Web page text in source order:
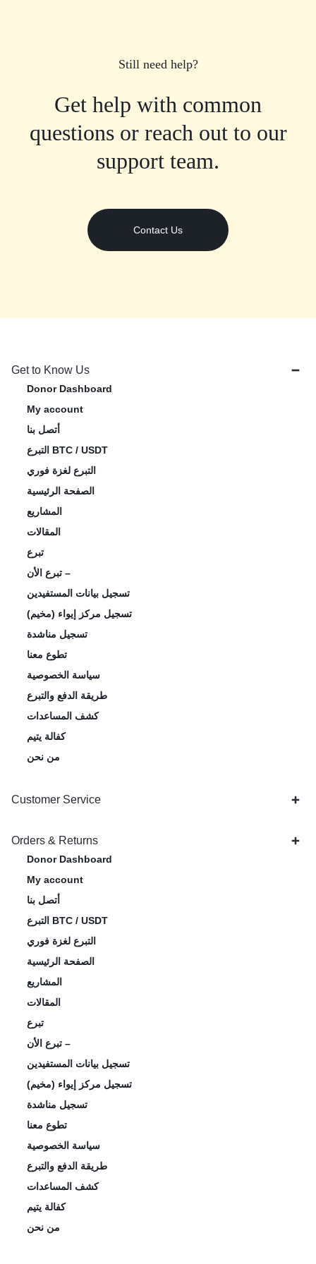
Still need help?
Get help with common
questions or reach out to our
support team.
Contact Us
Get to Know Us
Donor Dashboard
My account
أتصل بنا
التبرع BTC / USDT
التبرع لغزة فوري
الصفحة الرئيسية
المشاريع
المقالات
تبرع
تبرع الأن –
تسجيل بيانات المستفيدين
تسجيل مركز إيواء (مخيم)
تسجيل مناشدة
تطوع معنا
سياسة الخصوصية
طريقة الدفع والتبرع
كشف المساعدات
كفالة يتيم
من نحن
Customer Service
Orders & Returns
Donor Dashboard
My account
أتصل بنا
التبرع BTC / USDT
التبرع لغزة فوري
الصفحة الرئيسية
المشاريع
المقالات
تبرع
تبرع الأن –
تسجيل بيانات المستفيدين
تسجيل مركز إيواء (مخيم)
تسجيل مناشدة
تطوع معنا
سياسة الخصوصية
طريقة الدفع والتبرع
كشف المساعدات
كفالة يتيم
من نحن